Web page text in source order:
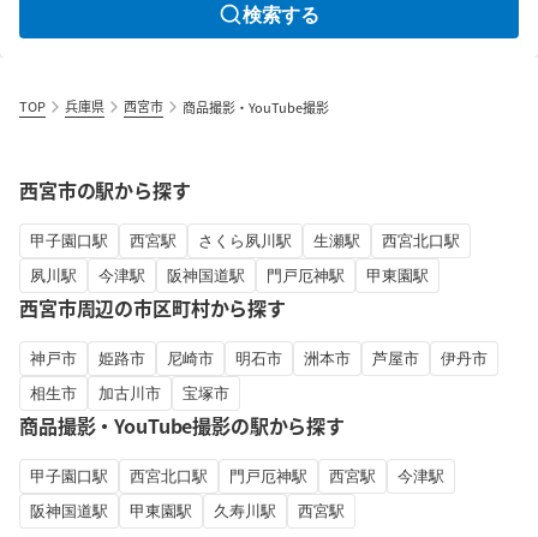
検索する
TOP 兵庫県 西宮市 商品撮影・YouTube撮影
西宮市の駅から探す
甲子園口駅 西宮駅 さくら夙川駅 生瀬駅
西宮北口駅
夙川駅
今津駅 阪神国道駅 門戸厄神駅 甲東園駅
西宮市周辺の市区町村から探す
神戸市 姫路市 尼崎市 明石市 洲本市 芦屋市
伊丹市
相生市
加古川市 宝塚市
商品撮影・YouTube撮影の駅から探す
甲子園口駅 西宮北口駅 門戸厄神駅 西宮駅
今津駅
阪神国道駅
甲東園駅 久寿川駅 西宮駅